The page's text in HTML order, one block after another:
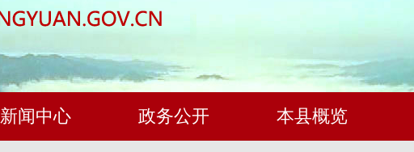
新闻中心 政务公开 本县概览